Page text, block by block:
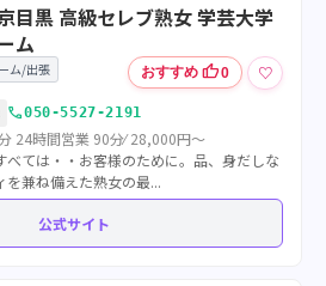
目黒 高級セレブ熟女 学芸大学
ム
ム/出張 おすすめ thumb_up0
♡
call050-5527-2191
24時間営業 90分⁄ 28,000円～
べては・・お客様のために。品、身だしな
を兼ね備えた熟女の最...
公式サイト